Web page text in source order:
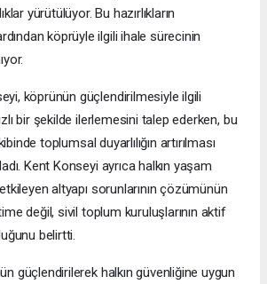
yürütülüyor. Bu hazırlıkların
köprüyle ilgili ihale sürecinin
köprünün güçlendirilmesiyle ilgili
bir şekilde ilerlemesini talep ederken, bu
toplumsal duyarlılığın artırılması
Kent Konseyi ayrıca halkın yaşam
altyapı sorunlarının çözümünün
değil, sivil toplum kuruluşlarının aktif
belirtti.
güçlendirilerek halkın güvenliğine uygun